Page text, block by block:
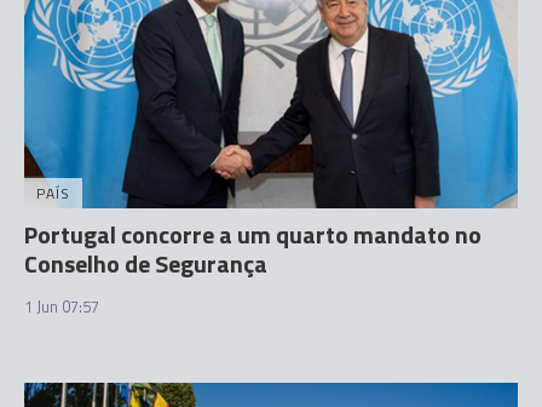
PAÍS
Portugal concorre a um quarto mandato no
Conselho de Segurança
1 Jun 07:57